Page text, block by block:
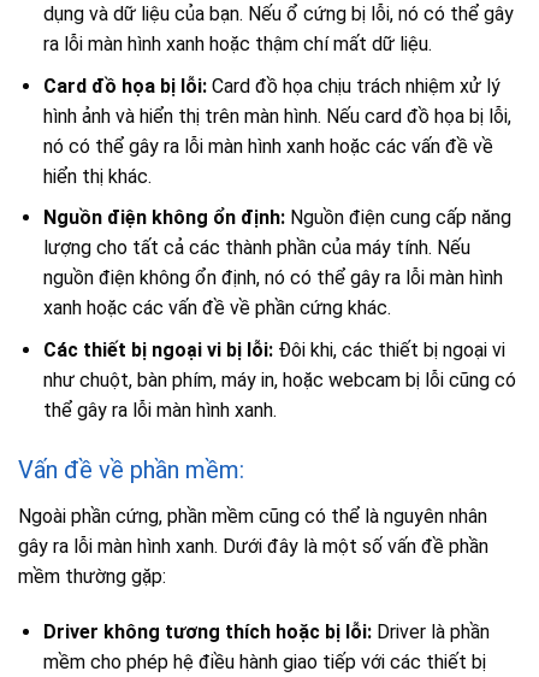
dụng và dữ liệu của bạn. Nếu ổ cứng bị lỗi, nó có thể gây
ra lỗi màn hình xanh hoặc thậm chí mất dữ liệu.
Card đồ họa bị lỗi:Card đồ họa chịu trách nhiệm xử lý
hình ảnh và hiển thị trên màn hình. Nếu card đồ họa bị lỗi,
nó có thể gây ra lỗi màn hình xanh hoặc các vấn đề về
hiển thị khác.
Nguồn điện không ổn định:Nguồn điện cung cấp năng
lượng cho tất cả các thành phần của máy tính. Nếu
nguồn điện không ổn định, nó có thể gây ra lỗi màn hình
xanh hoặc các vấn đề về phần cứng khác.
Các thiết bị ngoại vi bị lỗi:Đôi khi, các thiết bị ngoại vi
như chuột, bàn phím, máy in, hoặc webcam bị lỗi cũng có
thể gây ra lỗi màn hình xanh.
Vấn đề về phần mềm:
Ngoài phần cứng, phần mềm cũng có thể là nguyên nhân
gây ra lỗi màn hình xanh. Dưới đây là một số vấn đề phần
mềm thường gặp:
Driver không tương thích hoặc bị lỗi:Driver là phần
mềm cho phép hệ điều hành giao tiếp với các thiết bị